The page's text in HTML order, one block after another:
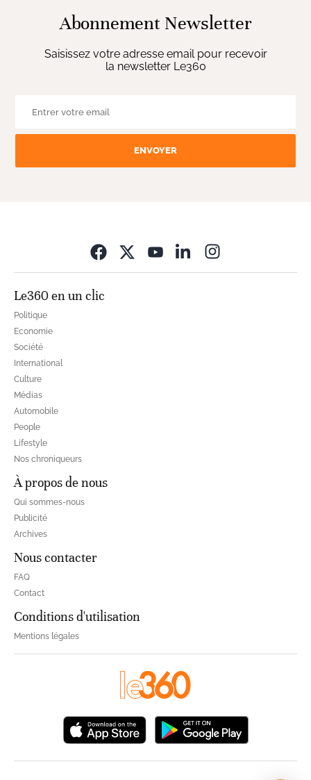
Abonnement Newsletter
Saisissez votre adresse email pour recevoir
la newsletter Le360
ENVOYER
Le360 en un clic
Politique
Economie
Société
International
Culture
Médias
Automobile
People
Lifestyle
Nos chroniqueurs
À propos de nous
Qui sommes-nous
Publicité
Archives
Nous contacter
FAQ
Contact
Conditions d'utilisation
Mentions légales